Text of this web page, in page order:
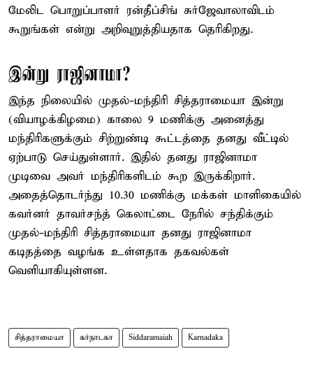
மேலிட பொறுப்பாளர் ரன்தீப்சிங் சுர்ஜேவாலாவிடம்
கூறுங்கள் என்று அறிவுறுத்தியதாக தெரிகிறது.
இன்று ராஜினாமா?
இந்த நிலையில் முதல்-மந்திரி சித்தராமையா இன்று
(வியாழக்கிழமை) காலை 9 மணிக்கு அனைத்து
மந்திரிகளுக்கும் சிற்றுண்டி கூட்டத்தை தனது வீட்டில்
ஏற்பாடு செய்துள்ளார். இதில் தனது ராஜினாமா
முடிவை அவர் மந்திரிகளிடம் கூற இருக்கிறார்.
அதைத்தொடர்ந்து 10.30 மணிக்கு மக்கள் மாளிகையில்
கவர்னர் தாவர்சந்த் கெலாட்டை நேரில் சந்திக்கும்
முதல்-மந்திரி சித்தராமையா தனது ராஜினாமா
கடிதத்தை வழங்க உள்ளதாக தகவல்கள்
வெளியாகியுள்ளன.
சித்தராமையா கர்நாடகா Siddaramaiah Karnadaka